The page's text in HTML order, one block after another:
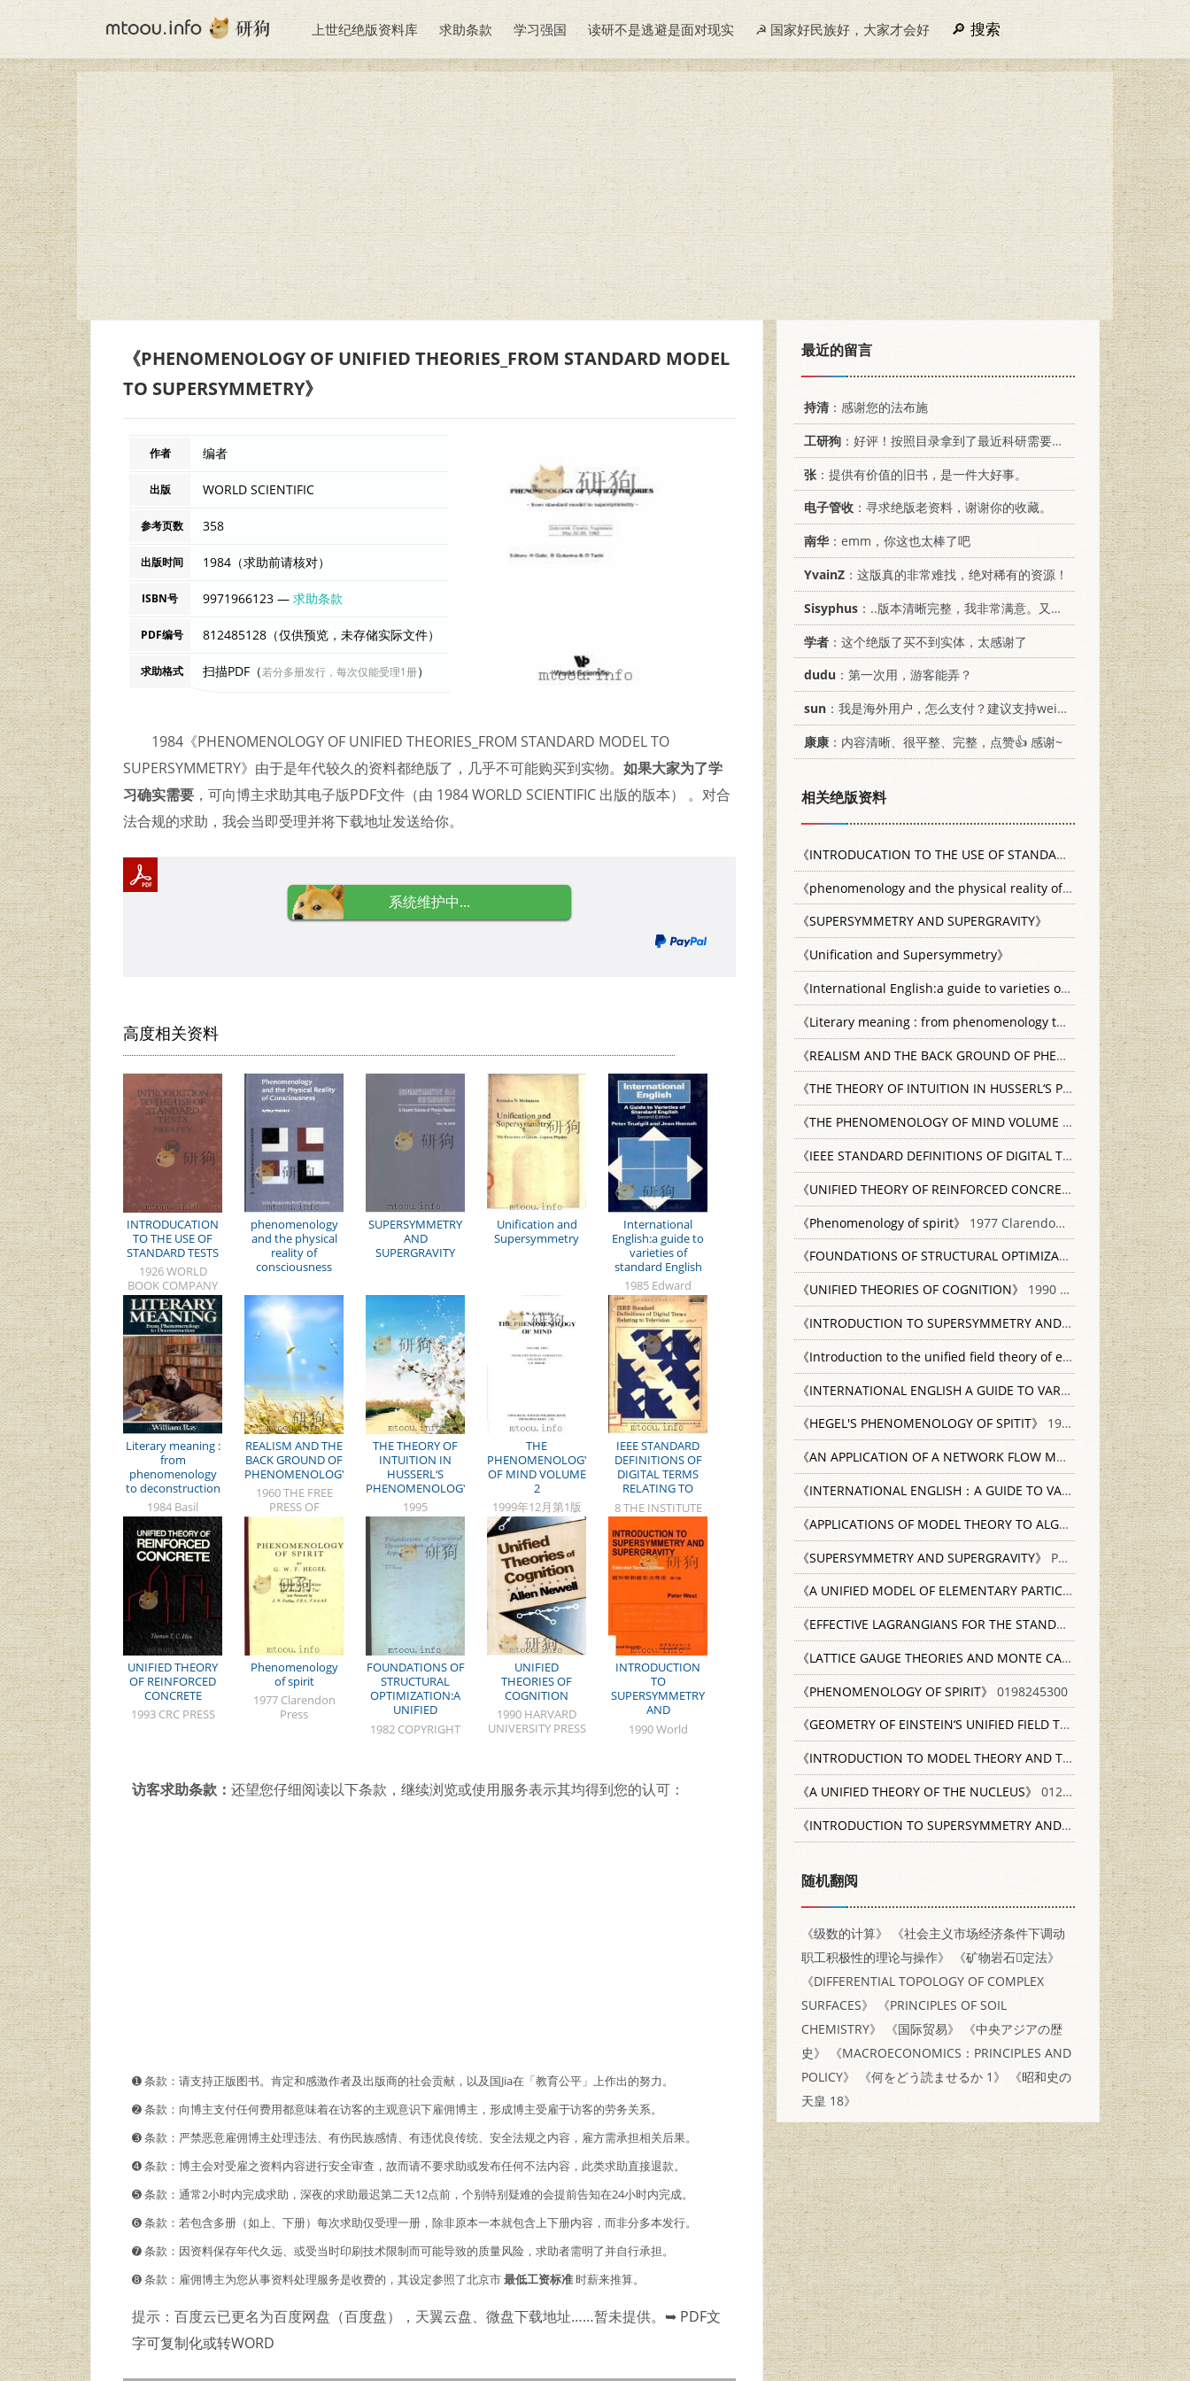
上世纪绝版资料库 求助条款 学习强国 读研不是逃避是面对现实 ☭ 国家好民族好，大家才会好 搜索
《PHENOMENOLOGY OF UNIFIED THEORIES_FROM STANDARD MODEL
TO SUPERSYMMETRY》
作者 编者
出版 WORLD SCIENTIFIC
参考页数 358
出版时间 1984（求助前请核对）
ISBN号 9971966123 —求助条款
PDF编号 812485128（仅供预览，未存储实际文件）
求助格式 扫描PDF（若分多册发行，每次仅能受理1册）
1984《PHENOMENOLOGY OF UNIFIED THEORIES_FROM STANDARD MODEL TO
SUPERSYMMETRY》由于是年代较久的资料都绝版了，几乎不可能购买到实物。 如果大家为了学
习确实需要 ，可向博主求助其电子版PDF文件（由 1984 WORLD SCIENTIFIC 出版的版本） 。对合
法合规的求助，我会当即受理并将下载地址发送给你。
系统维护中...
高度相关资料
INTRODUCATION
TO THE USE OF
STANDARD TESTS
1926 WORLD
BOOK COMPANY
phenomenology
and the physical
reality of
consciousness
SUPERSYMMETRY
AND
SUPERGRAVITY
Unification and
Supersymmetry
International
English:a guide to
varieties of
standard English
1985 Edward
arnold
Literary meaning :
from
phenomenology
to deconstruction
1984 Basil
Blackwell
REALISM AND THE
BACK GROUND OF
PHENOMENOLOGY
1960 THE FREE
PRESS OF
GLENCOE
THE THEORY OF
INTUITION IN
HUSSERL‘S
PHENOMENOLOGY
1995
NORTHWESTERN
UNIVERSITY PRESS
THE
PHENOMENOLOGY
OF MIND VOLUME
2
1999年12月第1版
中国社会科学出版
社
IEEE STANDARD
DEFINITIONS OF
DIGITAL TERMS
RELATING TO
TELEVISION
8 THE INSTITUTE
OF ELECTRICAL
AND
ELECTRONICS
ENGINEERS，INC
UNIFIED THEORY
OF REINFORCED
CONCRETE
1993 CRC PRESS
Phenomenology
of spirit
1977 Clarendon
Press
FOUNDATIONS OF
STRUCTURAL
OPTIMIZATION:A
UNIFIED
APPROACH
1982 COPYRIGHT
UNIFIED
THEORIES OF
COGNITION
1990 HARVARD
UNIVERSITY PRESS
INTRODUCTION
TO
SUPERSYMMETRY
AND
SUPERGRAVITY
Second Edition
1990 World
访客求助条款： 还望您仔细阅读以下条款，继续浏览或使用服务表示其均得到您的认可：
➊️ 条款：请支持正版图书。肯定和感激作者及出版商的社会贡献，以及国Jia在「教育公平」上作出的努力。
➋️️ 条款：向博主支付任何费用都意味着在访客的主观意识下雇佣博主，形成博主受雇于访客的劳务关系。
➌ 条款：严禁恶意雇佣博主处理违法、有伤民族感情、有违优良传统、安全法规之内容，雇方需承担相关后果。
➍ 条款：博主会对受雇之资料内容进行安全审查，故而请不要求助或发布任何不法内容，此类求助直接退款。
➎ 条款：通常2小时内完成求助，深夜的求助最迟第二天12点前，个别特别疑难的会提前告知在24小时内完成。
➏ 条款：若包含多册（如上、下册）每次求助仅受理一册，除非原本一本就包含上下册内容，而非分多本发行。
➐ 条款：因资料保存年代久远、或受当时印刷技术限制而可能导致的质量风险，求助者需明了并自行承担。
➑ 条款：雇佣博主为您从事资料处理服务是收费的，其设定参照了北京市最低工资标准时薪来推算。
提示：百度云已更名为百度网盘（百度盘），天翼云盘、微盘下载地址……暂未提供。 ➥ PDF文
字可复制化或转WORD
最近的留言
持清：感谢您的法布施
工研狗 ：好评！按照目录拿到了最近科研需要的材料！
张 ：提供有价值的旧书，是一件大好事。
电子管收 ：寻求绝版老资料，谢谢你的收藏。
南华：emm，你这也太棒了吧
YvainZ ：这版真的非常难找，绝对稀有的资源！
Sisyphus ：..版本清晰完整，我非常满意。又及，这本《话语的真相》...
学者 ：这个绝版了买不到实体，太感谢了
dudu ：第一次用，游客能弄？
sun ：我是海外用户，怎么支付？建议支持weixin支付
康康 ：内容清晰、很平整、完整，点赞👍 感谢~
相关绝版资料
《INTRODUCATION TO THE USE OF STANDARD TESTS》
1926
《phenomenology and the physical reality of consciousness》
《SUPERSYMMETRY AND SUPERGRAVITY》
《Unification and Supersymmetry》
《International English:a guide to varieties of standard English》
《Literary meaning : from phenomenology to deconstruction》
《REALISM AND THE BACK GROUND OF PHENOMENOLOGY》
1960
《THE THEORY OF INTUITION IN HUSSERL‘S PHENOMENOLOGY》
《THE PHENOMENOLOGY OF MIND VOLUME 2》
1999年12月第1
《IEEE STANDARD DEFINITIONS OF DIGITAL TERMS RELATING TO TELEVISION》
《UNIFIED THEORY OF REINFORCED CONCRETE》
1993 CRC
《Phenomenology of spirit》
1977 Clarendon Press 0198245300
《FOUNDATIONS OF STRUCTURAL OPTIMIZATION:A UNIFIED APPROACH》
《UNIFIED THEORIES OF COGNITION》
1990 HARVARD UNIVERSITY PRESS 0674921011
《INTRODUCTION TO SUPERSYMMETRY AND SUPERGRAVITY Second Edition》
《Introduction to the unified field theory of elementary particles 1966》
《INTERNATIONAL ENGLISH A GUIDE TO VARIETIES OF STANDARD ENGLISH》
《HEGEL'S PHENOMENOLOGY OF SPITIT》
1980 INDIANA UNIVERDITY PRESS 0253327660
《AN APPLICATION OF A NETWORK FLOW MODEL TO PERSONNEL PLANNING》
《INTERNATIONAL ENGLISH：A GUIDE TO VARIETIES OF STANDARD ENGLISH》
《APPLICATIONS OF MODEL THEORY TO ALGEBRA，ANALYSIS，AND PROBABILITY》
《SUPERSYMMETRY AND SUPERGRAVITY》
PRINCETON UNIVEERSITY PRESS 0691083266
《A UNIFIED MODEL OF ELEMENTARY PARTICLES》
3871446998
《EFFECTIVE LAGRANGIANS FOR THE STANDARD MODEL》
《LATTICE GAUGE THEORIES AND MONTE CARLO SIMULATIONS》
《PHENOMENOLOGY OF SPIRIT》
0198245300
《GEOMETRY OF EINSTEIN‘S UNIFIED FIELD THEORY》
P.
《INTRODUCTION TO MODEL THEORY AND TO THE METAMATHEMATICS OF ALGEBRA》
《A UNIFIED THEORY OF THE NUCLEUS》
0127519505
《INTRODUCTION TO SUPERSYMMETRY AND SUPERGRAVITY》
随机翻阅
《级数的计算》
《社会主义市场经济条件下调动
职工积极性的理论与操作》
《矿物岩石定法》
《DIFFERENTIAL TOPOLOGY OF COMPLEX
SURFACES》
《PRINCIPLES OF SOIL
CHEMISTRY》
《国际贸易》
《中央アジアの歴
史》
《MACROECONOMICS：PRINCIPLES AND
POLICY》
《何をどう読ませるか 1》
《昭和史の
天皇 18》